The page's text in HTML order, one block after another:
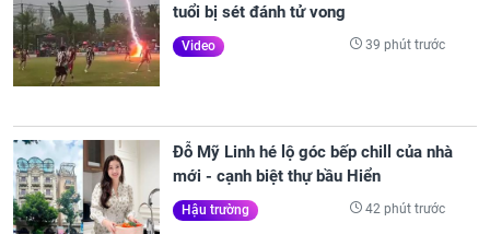
tuổi bị sét đánh tử vong
Video 39 phút trước
Đỗ Mỹ Linh hé lộ góc bếp chill của nhà
mới - cạnh biệt thự bầu Hiển
Hậu trường 42 phút trước